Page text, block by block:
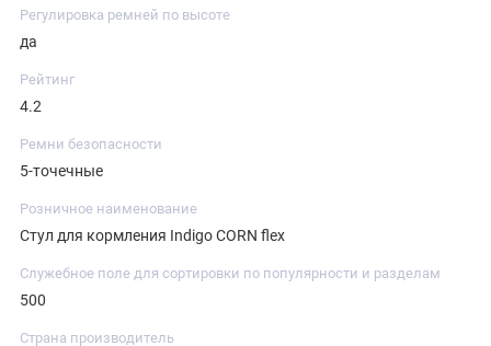
Регулировка ремней по высоте
да
Рейтинг
4.2
Ремни безопасности
5-точечные
Розничное наименование
Стул для кормления Indigo CORN flex
Служебное поле для сортировки по популярности и разделам
500
Страна производитель